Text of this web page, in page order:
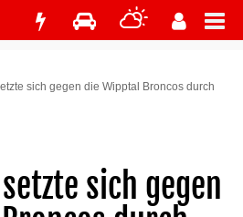
sich gegen die Wipptal Broncos durch
sich gegen